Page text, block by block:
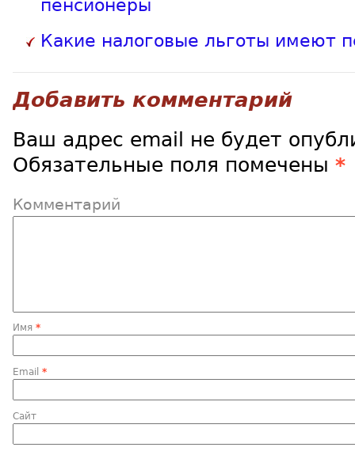
пенсионеры
Какие налоговые льготы имеют
Добавить комментарий
Ваш адрес email не будет
Обязательные поля помечены *
Комментарий
Имя *
Email *
Сайт